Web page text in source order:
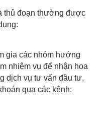
thủ đoạn thường được
gia các nhóm hướng
nhiệm vụ để nhận hoa
dịch vụ tư vấn đầu tư,
qua các kênh: